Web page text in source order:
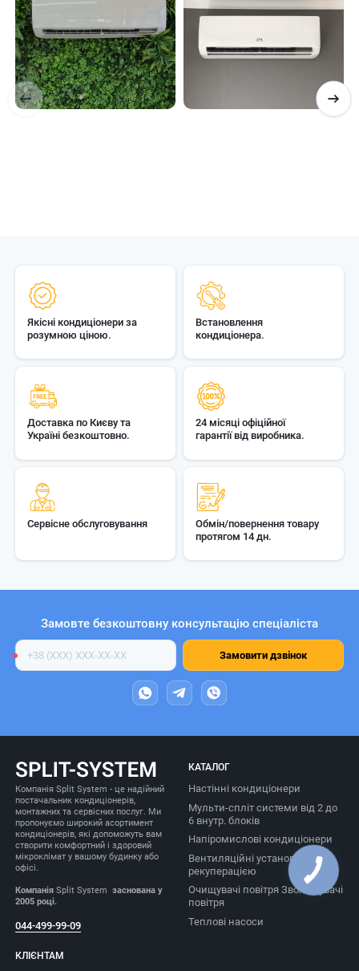
Якісні кондиціонери за
розумною ціною.
Встановлення
кондиціонера.
Доставка по Києву та
Україні безкоштовно.
24 місяці офіційної
гарантії від виробника.
Сервісне обслуговування
Обмін/повернення товару
протягом 14 дн.
Замовте безкоштовну консультацію спеціаліста
Номер
телефону
Замовити дзвінок
Компанія Split System - це надійний
постачальник кондиціонерів,
монтажних та сервісних послуг. Ми
пропонуємо широкий асортимент
кондиціонерів, які допоможуть вам
створити комфортний і здоровий
мікроклімат у вашому будинку або
офісі.
Компанія Split System заснована у
2005 році.
044-499-99-09
КАТАЛОГ
Настінні кондиціонери
Мульти-спліт системи від 2 до
6 внутр. блоків
Напіромислові кондиціонери
Вентиляційні установки з
рекуперацією
Очищувачі повітря Зволожувачі
повітря
Теплові насоси
КЛІЄНТАМ